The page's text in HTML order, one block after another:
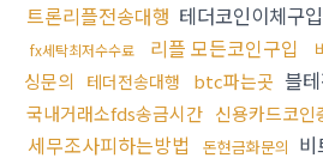
트론리플전송대행 테더코인이체구입
fx세탁최저수수료 리플 모든코인구입
싱문의
테더전송대행 btc파는곳 블
국내거래소fds송금시간 신용카드코인
세무조사피하는방법 돈현금화문의